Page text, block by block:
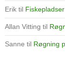
Erik til Fiskepladser
Allan Vitting til
Sanne til Røgning